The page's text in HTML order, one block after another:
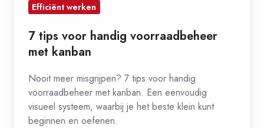
Efficiënt werken
7 tips voor handig voorraadbeheer
met kanban
Nooit meer misgrijpen? 7 tips voor handig
voorraadbeheer met kanban. Een eenvoudig
visueel systeem, waarbij je het beste klein kunt
beginnen en oefenen.